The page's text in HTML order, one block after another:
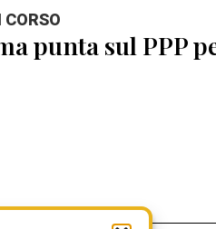
punta sul PPP